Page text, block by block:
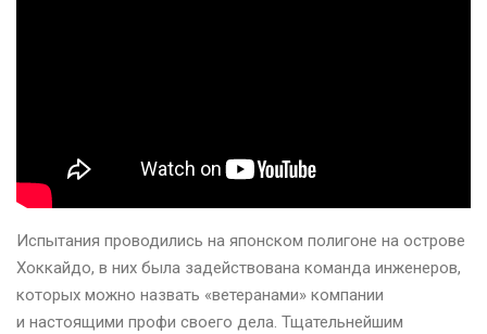
Испытания проводились на японском полигоне на острове
Хоккайдо, в них была задействована команда инженеров,
которых можно назвать «ветеранами» компании
и настоящими профи своего дела. Тщательнейшим